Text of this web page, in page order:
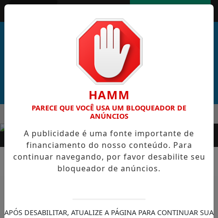
DE CABO VERDE VENCE ELEIÇÃO DO GOL MAIS BONITO
EM ALTA
MENU
PALMEIRAS EXERCE OPÇÃO DE
HAMM
PARECE QUE VOCÊ USA UM BLOQUEADOR DE
ANÚNCIOS
A publicidade é uma fonte importante de
financiamento do nosso conteúdo. Para
continuar navegando, por favor desabilite seu
bloqueador de anúncios.
APÓS DESABILITAR, ATUALIZE A PÁGINA PARA CONTINUAR SUA